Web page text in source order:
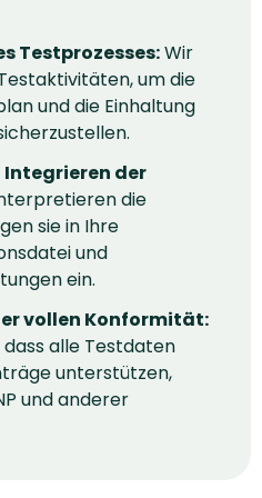
Testprozesses:Wir
um die
und die Einhaltung
der
die
sie in Ihre
und
ein.
vollen Konformität:
alle Testdaten
unterstützen,
und anderer